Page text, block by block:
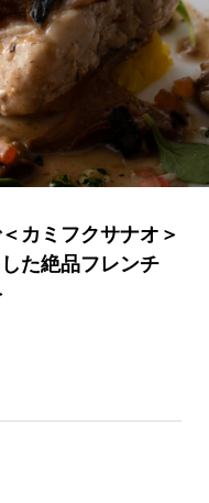
カミフクサナオ＞
た絶品フレンチ